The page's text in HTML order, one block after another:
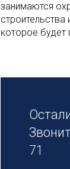
занимаются
которое будет
71